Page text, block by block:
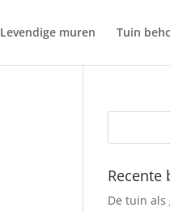
Levendige muren Tuin
Recente
De tuin